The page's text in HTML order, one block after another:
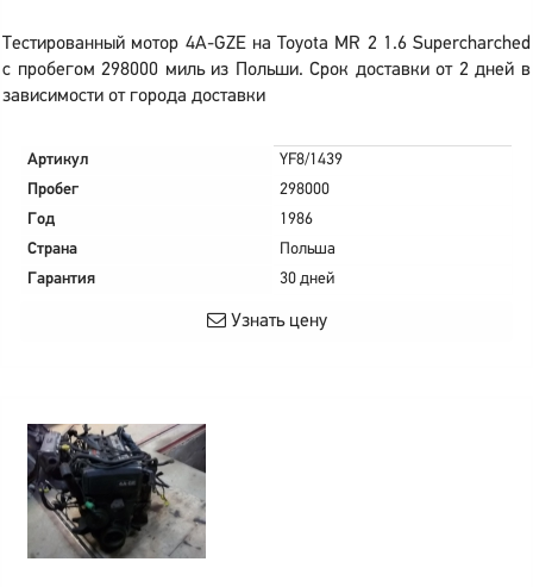
Тестированный мотор 4A-GZE на Toyota MR 2 1.6 Supercharched
с пробегом 298000 миль из Польши. Срок доставки от 2 дней в
зависимости от города доставки
Артикул
YF8/1439
Пробег
298000
Год
1986
Страна
Польша
Гарантия
30 дней
Узнать цену